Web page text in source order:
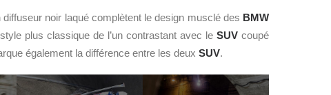
diffuseur noir laqué complètent le design musclé des BMW
plus classique de l’un contrastant avec le SUVcoupé
également la différence entre les deux SUV.